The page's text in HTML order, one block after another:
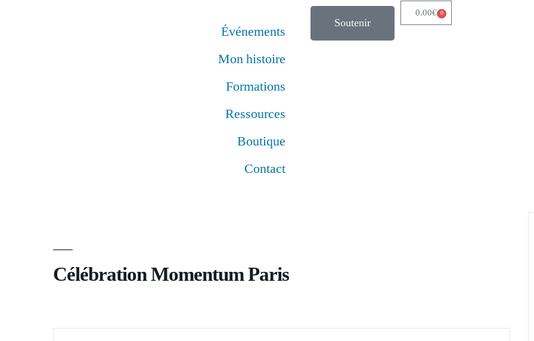
Événements
Mon histoire
Formations
Ressources
Boutique
Contact
Soutenir
0.00€ 0
Célébration Momentum Paris